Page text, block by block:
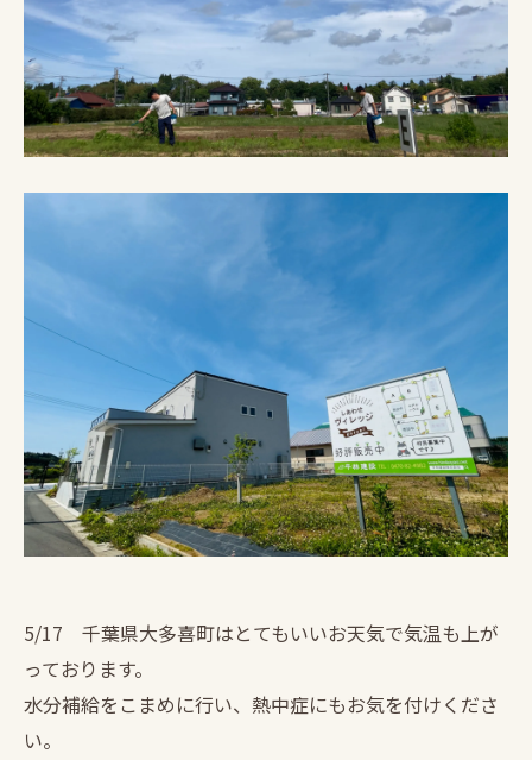
5/17 千葉県大多喜町はとてもいいお天気で気温も上が
っております。
水分補給をこまめに行い、熱中症にもお気を付けくださ
い。